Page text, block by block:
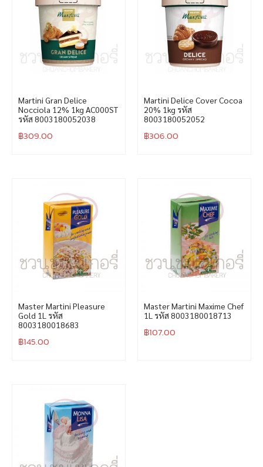
Martini Gran Delice
Nocciola 12% 1kg AC000ST
รหัส 8003180052038
฿309.00
Martini Delice Cover Cocoa
20% 1kg รหัส
8003180052052
฿306.00
Master Martini Pleasure
Gold 1L รหัส
8003180018683
฿145.00
Master Martini Maxime Chef
1L รหัส 8003180018713
฿107.00